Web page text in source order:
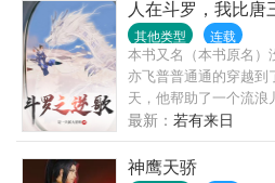
人在斗罗，我比唐
其他类型 连载
本书又名（本书原名
亦飞普普通通的穿越到
天，他帮助了一个流
最新： 若有来日
神鹰天骄